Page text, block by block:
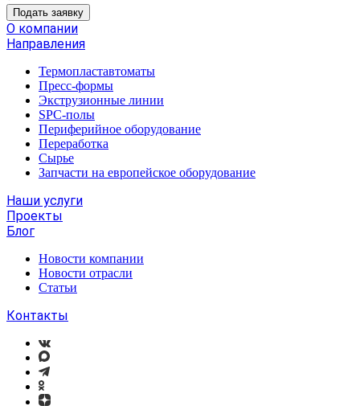
Подать заявку
О компании
Направления
Термопластавтоматы
Пресс-формы
Экструзионные линии
SPC-полы
Периферийное оборудование
Переработка
Сырье
Запчасти на европейское оборудование
Наши услуги
Проекты
Блог
Новости компании
Новости отрасли
Статьи
Контакты